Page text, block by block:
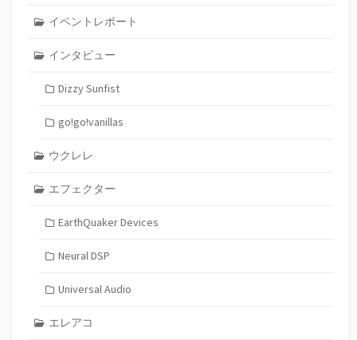
イベントレポート
インタビュー
Dizzy Sunfist
go!go!vanillas
ウクレレ
エフェクター
EarthQuaker Devices
Neural DSP
Universal Audio
エレアコ